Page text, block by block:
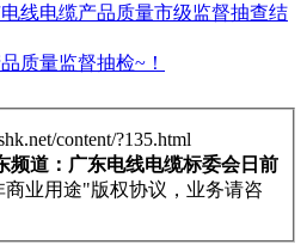
线电缆产品质量市级监督抽查结
质量监督抽检~！
content/?135.html
频道：广东电线电缆标委会日前
商业用途"版权协议，业务请咨